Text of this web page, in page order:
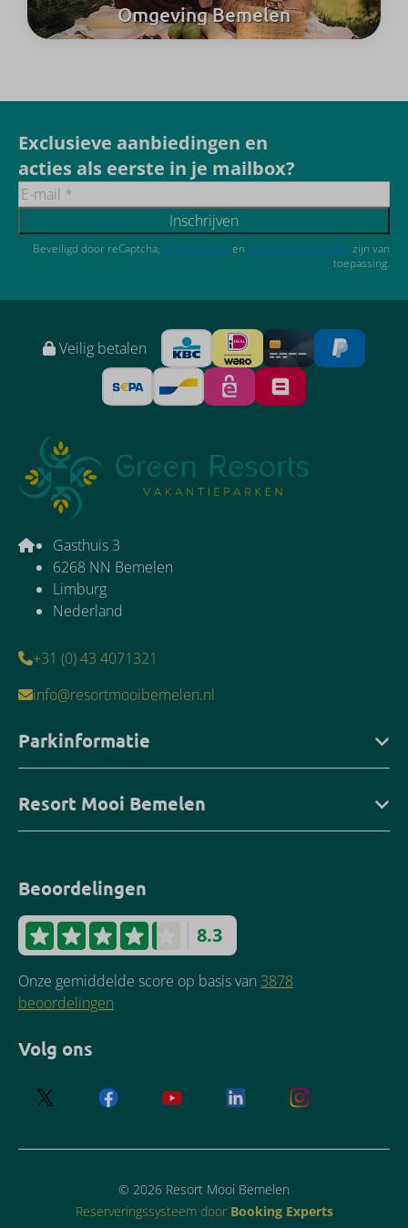
Omgeving Bemelen
Exclusieve aanbiedingen en
acties als eerste in je mailbox?
Inschrijven
Beveiligd door reCaptcha, privacybeleid en servicevoorwaarden zijn van
toepassing.
Veilig betalen
Gasthuis 3
6268 NN Bemelen
Limburg
Nederland
+31 (0) 43 4071321
info@resortmooibemelen.nl
Parkinformatie
Resort Mooi Bemelen
Beoordelingen
8.3
Onze gemiddelde score op basis van 3878
beoordelingen
Volg ons
© 2026 Resort Mooi Bemelen
Reserveringssysteem door Booking Experts